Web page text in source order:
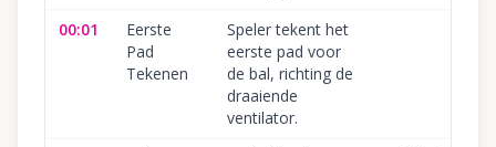
00:01
Eerste
Pad
Tekenen
Speler tekent het
eerste pad voor
de bal, richting de
draaiende
ventilator.